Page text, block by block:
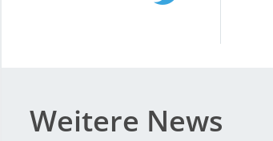
Weitere News